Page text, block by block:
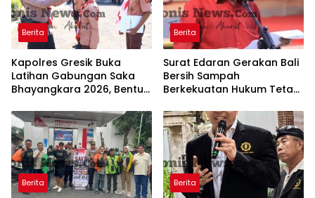
Berita
Kapolres Gresik Buka
Latihan Gabungan Saka
Bhayangkara 2026, Bentuk
Berkarakter dan Peduli
Kamtibmas
Berita
Surat Edaran Gerakan Bali
Bersih Sampah
Berkekuatan Hukum Tetap,
PTUN dan Banding
Berita Berita